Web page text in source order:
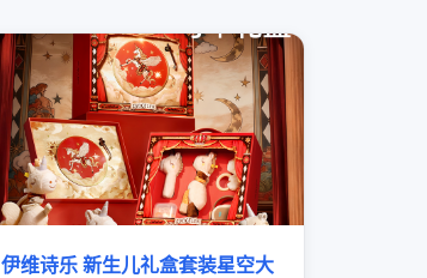
伊维诗乐 新生儿礼盒套装星空大